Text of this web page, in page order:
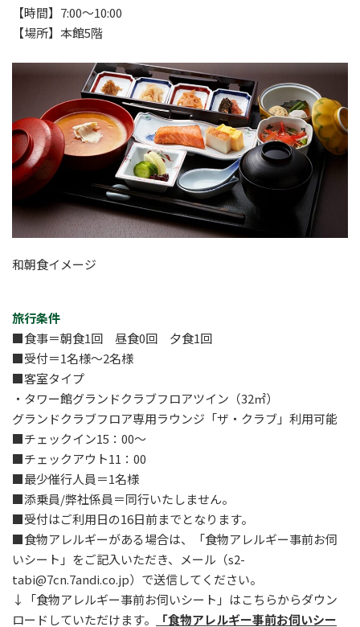
【時間】7:00～10:00
【場所】本館5階
和朝食イメージ
旅行条件
■食事＝朝食1回 昼食0回 夕食1回
■受付＝1名様～2名様
■客室タイプ
・タワー館グランドクラブフロアツイン（32㎡）
グランドクラブフロア専用ラウンジ「ザ・クラブ」利用可能
■チェックイン15：00～
■チェックアウト11：00
■最少催行人員＝1名様
■添乗員/弊社係員＝同行いたしません。
■受付はご利用日の16日前までとなります。
■食物アレルギーがある場合は、「食物アレルギー事前お伺
いシート」をご記入いただき、メール（s2-
tabi@7cn.7andi.co.jp）で送信してください。
↓「食物アレルギー事前お伺いシート」はこちらからダウン
ロードしていただけます。
「食物アレルギー事前お伺いシー